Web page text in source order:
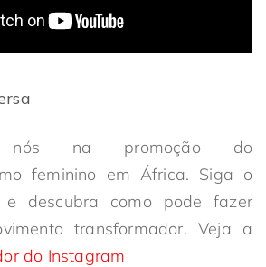
nós na promoção do
feminino em África. Siga o
e descubra como pode fazer
transformador. Veja a
do Instagram